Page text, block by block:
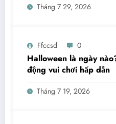
Tháng 7 29, 2026
Ffccsd 0
Halloween là ngày
động vui chơi hấp dẫn
Tháng 7 19, 2026